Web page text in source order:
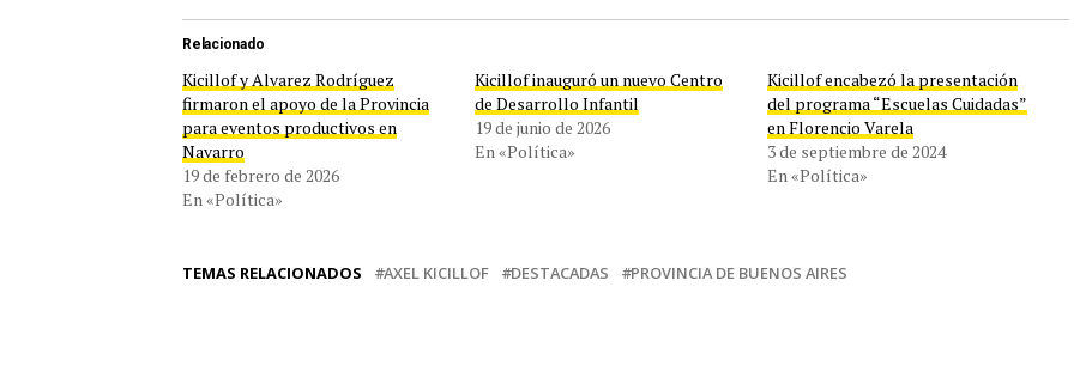
Relacionado
Kicillof y Alvarez Rodríguez
firmaron el apoyo de la Provincia
para eventos productivos en
Navarro
19 de febrero de 2026
En «Política»
Kicillof inauguró un nuevo Centro
de Desarrollo Infantil
19 de junio de 2026
En «Política»
Kicillof encabezó la presentación
del programa “Escuelas Cuidadas”
en Florencio Varela
3 de septiembre de 2024
En «Política»
TEMAS RELACIONADOS AXEL KICILLOF DESTACADAS PROVINCIA DE BUENOS AIRES